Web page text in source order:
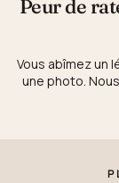
Peur de
Vous abîmez un
une photo.